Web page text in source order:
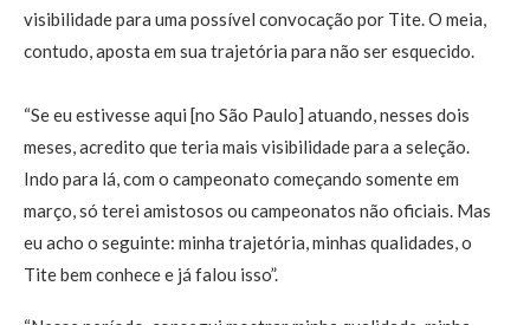
visibilidade para uma possível convocação por Tite. O meia,
contudo, aposta em sua trajetória para não ser esquecido.
“Se eu estivesse aqui [no São Paulo] atuando, nesses dois
meses, acredito que teria mais visibilidade para a seleção.
Indo para lá, com o campeonato começando somente em
março, só terei amistosos ou campeonatos não oficiais. Mas
eu acho o seguinte: minha trajetória, minhas qualidades, o
Tite bem conhece e já falou isso”.